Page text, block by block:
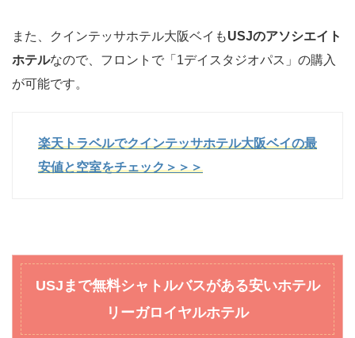
また、クインテッサホテル大阪ベイもUSJのアソシエイト
ホテルなので、フロントで「1デイスタジオパス」の購入
が可能です。
楽天トラベルでクインテッサホテル大阪ベイの最
安値と空室をチェック＞＞＞
USJまで無料シャトルバスがある安いホテル
リーガロイヤルホテル